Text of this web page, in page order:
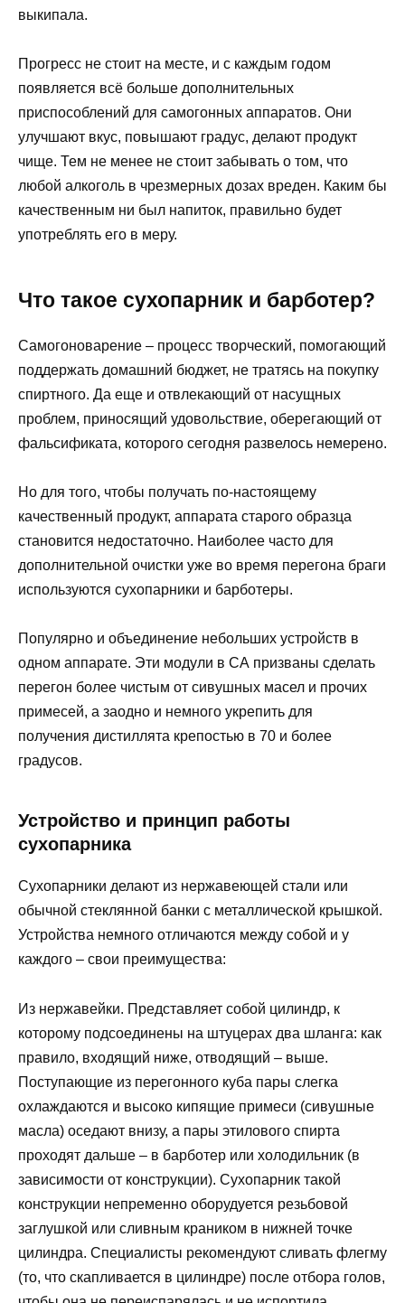
выкипала.
Прогресс не стоит на месте, и с каждым годом
появляется всё больше дополнительных
приспособлений для самогонных аппаратов. Они
улучшают вкус, повышают градус, делают продукт
чище. Тем не менее не стоит забывать о том, что
любой алкоголь в чрезмерных дозах вреден. Каким бы
качественным ни был напиток, правильно будет
употреблять его в меру.
Что такое сухопарник и барботер?
Самогоноварение – процесс творческий, помогающий
поддержать домашний бюджет, не тратясь на покупку
спиртного. Да еще и отвлекающий от насущных
проблем, приносящий удовольствие, оберегающий от
фальсификата, которого сегодня развелось немерено.
Но для того, чтобы получать по-настоящему
качественный продукт, аппарата старого образца
становится недостаточно. Наиболее часто для
дополнительной очистки уже во время перегона браги
используются сухопарники и барботеры.
Популярно и объединение небольших устройств в
одном аппарате. Эти модули в СА призваны сделать
перегон более чистым от сивушных масел и прочих
примесей, а заодно и немного укрепить для
получения дистиллята крепостью в 70 и более
градусов.
Устройство и принцип работы
сухопарника
Сухопарники делают из нержавеющей стали или
обычной стеклянной банки с металлической крышкой.
Устройства немного отличаются между собой и у
каждого – свои преимущества:
Из нержавейки. Представляет собой цилиндр, к
которому подсоединены на штуцерах два шланга: как
правило, входящий ниже, отводящий – выше.
Поступающие из перегонного куба пары слегка
охлаждаются и высоко кипящие примеси (сивушные
масла) оседают внизу, а пары этилового спирта
проходят дальше – в барботер или холодильник (в
зависимости от конструкции). Сухопарник такой
конструкции непременно оборудуется резьбовой
заглушкой или сливным краником в нижней точке
цилиндра. Специалисты рекомендуют сливать флегму
(то, что скапливается в цилиндре) после отбора голов,